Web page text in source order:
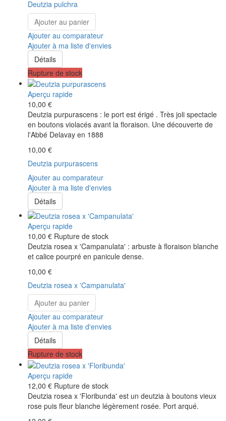
Deutzia pulchra
Ajouter au panier
Ajouter au comparateur
Ajouter à ma liste d'envies
Détails
Rupture de stock
Aperçu rapide
10,00 €
Deutzia purpurascens : le port est érigé . Très joli spectacle
en boutons violacés avant la floraison. Une découverte de
l'Abbé Delavay en 1888
10,00 €
Deutzia purpurascens
Ajouter au comparateur
Ajouter à ma liste d'envies
Détails
Aperçu rapide
10,00 € Rupture de stock
Deutzia rosea x 'Campanulata' : arbuste à floraison blanche
et calice pourpré en panicule dense.
10,00 €
Deutzia rosea x 'Campanulata'
Ajouter au panier
Ajouter au comparateur
Ajouter à ma liste d'envies
Détails
Rupture de stock
Aperçu rapide
12,00 € Rupture de stock
Deutzia rosea x 'Floribunda' est un deutzia à boutons vieux
rose puis fleur blanche légèrement rosée. Port arqué.